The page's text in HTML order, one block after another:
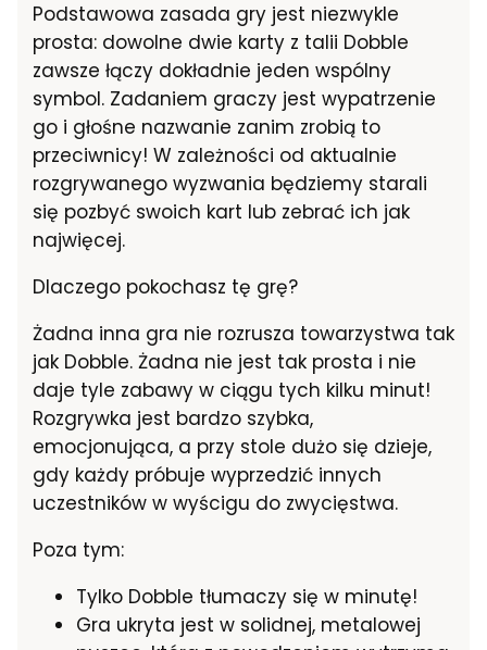
Podstawowa zasada gry jest niezwykle
prosta: dowolne dwie karty z talii Dobble
zawsze łączy dokładnie jeden wspólny
symbol. Zadaniem graczy jest wypatrzenie
go i głośne nazwanie zanim zrobią to
przeciwnicy! W zależności od aktualnie
rozgrywanego wyzwania będziemy starali
się pozbyć swoich kart lub zebrać ich jak
najwięcej.
Dlaczego pokochasz tę grę?
Żadna inna gra nie rozrusza towarzystwa tak
jak Dobble. Żadna nie jest tak prosta i nie
daje tyle zabawy w ciągu tych kilku minut!
Rozgrywka jest bardzo szybka,
emocjonująca, a przy stole dużo się dzieje,
gdy każdy próbuje wyprzedzić innych
uczestników w wyścigu do zwycięstwa.
Poza tym:
Tylko Dobble tłumaczy się w minutę!
Gra ukryta jest w solidnej, metalowej